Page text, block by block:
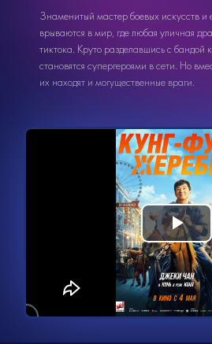
Знаменитый мастер боевых искусств и
врываются в мир, где любая уличная
тиктока. Круто разделавшись с бандой
становятся супергероями в сети. Но
их находят и могущественные враги.